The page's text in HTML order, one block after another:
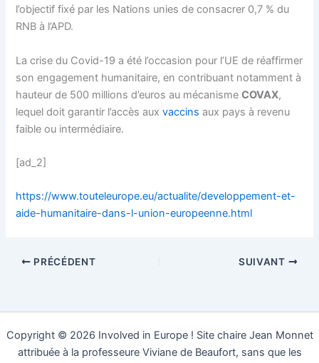
l’objectif fixé par les Nations unies de consacrer 0,7 % du
RNB à l’APD.
La crise du Covid-19 a été l’occasion pour l’UE de réaffirmer
son engagement humanitaire, en contribuant notamment à
hauteur de 500 millions d’euros au mécanismeCOVAX,
lequel doit garantir l’accès auxvaccins aux pays à revenu
faible ou intermédiaire.
[ad_2]
https://www.touteleurope.eu/actualite/developpement-et-
aide-humanitaire-dans-l-union-europeenne.html
PRÉCÉDENT SUIVANT
Copyright © 2026 Involved in Europe ! Site chaire Jean Monnet
attribuée à la professeure Viviane de Beaufort, sans que les